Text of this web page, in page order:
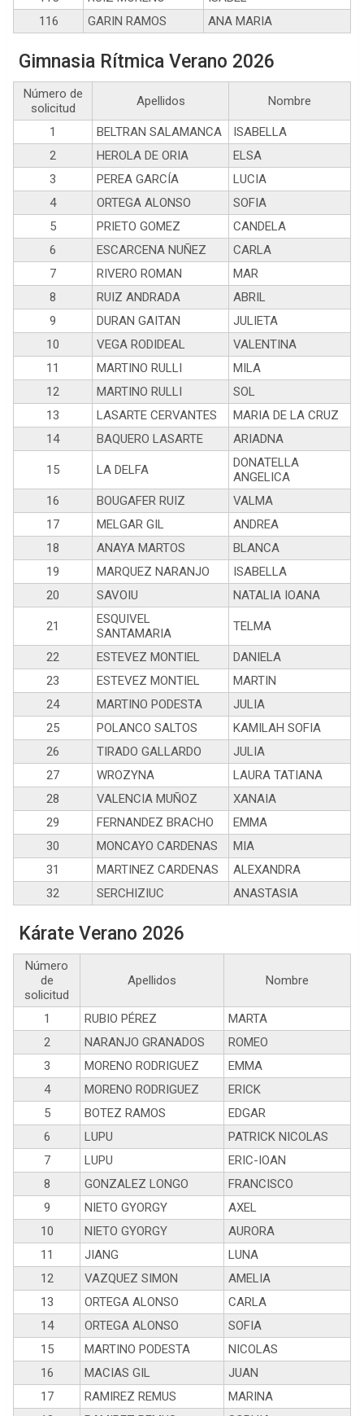
116
GARIN RAMOS ANA MARIA
Gimnasia Rítmica Verano 2026
Número de
solicitud
Apellidos Nombre
1 BELTRAN SALAMANCA
ISABELLA
2
HEROLA DE ORIA
ELSA
3
PEREA GARCÍA
LUCIA
4
ORTEGA ALONSO
SOFIA
5
PRIETO GOMEZ
CANDELA
6
ESCARCENA NUÑEZ
CARLA
7
RIVERO ROMAN
MAR
8
RUIZ ANDRADA
ABRIL
9
DURAN GAITAN
JULIETA
10
VEGA RODIDEAL
VALENTINA
11
MARTINO RULLI
MILA
12
MARTINO RULLI
SOL
13
LASARTE CERVANTES
MARIA DE LA CRUZ
14
BAQUERO LASARTE ARIADNA
15 LA DELFA
DONATELLA
ANGELICA
16
BOUGAFER RUIZ
VALMA
17
MELGAR GIL
ANDREA
18
ANAYA MARTOS
BLANCA
19
MARQUEZ NARANJO
ISABELLA
20
SAVOIU NATALIA IOANA
21
ESQUIVEL
SANTAMARIA
TELMA
22 ESTEVEZ MONTIEL
DANIELA
23
ESTEVEZ MONTIEL
MARTIN
24
MARTINO PODESTA
JULIA
25
POLANCO SALTOS
KAMILAH SOFIA
26
TIRADO GALLARDO
JULIA
27
WROZYNA
LAURA TATIANA
28
VALENCIA MUÑOZ
XANAIA
29
FERNANDEZ BRACHO
EMMA
30
MONCAYO CARDENAS
MIA
31
MARTINEZ CARDENAS
ALEXANDRA
32
SERCHIZIUC ANASTASIA
Kárate Verano 2026
Número
de
solicitud
Apellidos Nombre
1 RUBIO PÉREZ
MARTA
2
NARANJO GRANADOS
ROMEO
3
MORENO RODRIGUEZ
EMMA
4
MORENO RODRIGUEZ
ERICK
5
BOTEZ RAMOS
EDGAR
6
LUPU
PATRICK NICOLAS
7
LUPU
ERIC-IOAN
8
GONZALEZ LONGO
FRANCISCO
9
NIETO GYORGY
AXEL
10
NIETO GYORGY
AURORA
11
JIANG
LUNA
12
VAZQUEZ SIMON
AMELIA
13
ORTEGA ALONSO
CARLA
14
ORTEGA ALONSO
SOFIA
15
MARTINO PODESTA
NICOLAS
16
MACIAS GIL
JUAN
17
RAMIREZ REMUS
MARINA